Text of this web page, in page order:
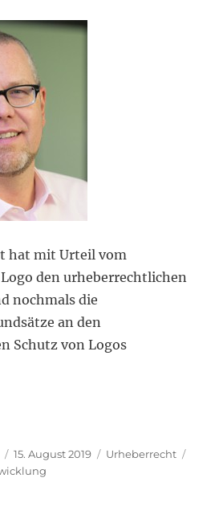
hat mit Urteil vom
den urheberrechtlichen
nochmals die
an den
Schutz von Logos
urheberrechtlicher Schutz
Veröffentlicht
am
15. August 2019 Kategorien
Urheberrecht